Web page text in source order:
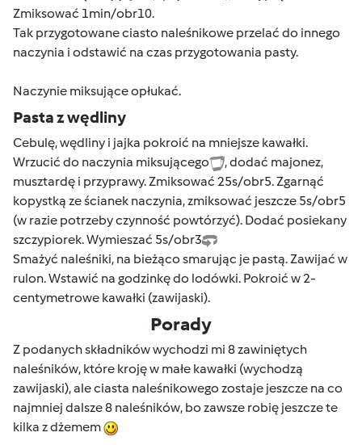
Zmiksować 1min/obr10.
Tak przygotowane ciasto naleśnikowe przelać do innego
naczynia i odstawić na czas przygotowania pasty.
Naczynie miksujące opłukać.
Pasta z wędliny
Cebulę, wędliny i jajka pokroić na mniejsze kawałki.
Wrzucić do naczynia miksującego
, dodać majonez,
musztardę i przyprawy. Zmiksować 25s/obr5. Zgarnąć
kopystką ze ścianek naczynia, zmiksować jeszcze 5s/obr5
(w razie potrzeby czynność powtórzyć). Dodać posiekany
szczypiorek. Wymieszać 5s/obr3
Smażyć naleśniki, na bieżąco smarując je pastą. Zawijać w
rulon. Wstawić na godzinkę do lodówki. Pokroić w 2-
centymetrowe kawałki (zawijaski).
Porady
Z podanych składników wychodzi mi 8 zawiniętych
naleśników, które kroję w małe kawałki (wychodzą
zawijaski), ale ciasta naleśnikowego zostaje jeszcze na co
najmniej dalsze 8 naleśników, bo zawsze robię jeszcze te
kilka z dżemem